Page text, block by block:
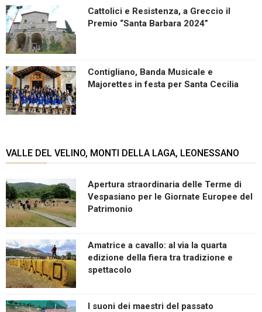
Cattolici e Resistenza, a Greccio il
Premio “Santa Barbara 2024”
Contigliano, Banda Musicale e
Majorettes in festa per Santa Cecilia
VALLE DEL VELINO, MONTI DELLA LAGA, LEONESSANO
Apertura straordinaria delle Terme di
Vespasiano per le Giornate Europee del
Patrimonio
Amatrice a cavallo: al via la quarta
edizione della fiera tra tradizione e
spettacolo
I suoni dei maestri del passato